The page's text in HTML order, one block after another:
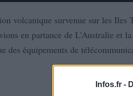
Infos.fr -
volcanique survenue sur les Iles
en partance de L’Australie et
des équipements de